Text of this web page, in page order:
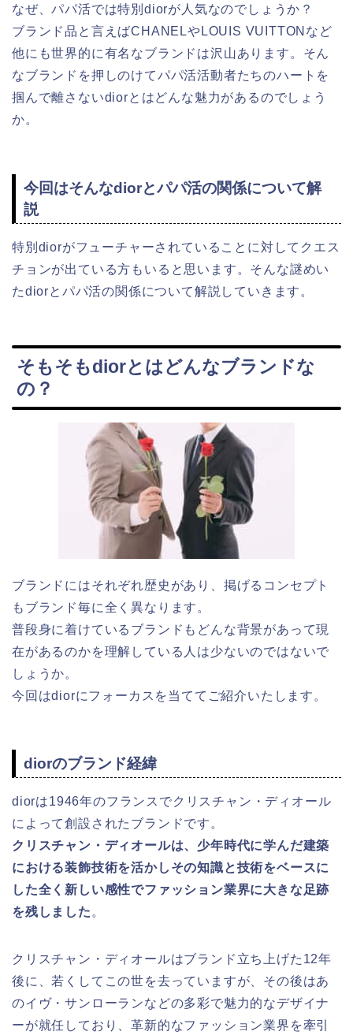
なぜ、パパ活では特別diorが人気なのでしょうか？
ブランド品と言えばCHANELやLOUIS VUITTONなど
他にも世界的に有名なブランドは沢山あります。そん
なブランドを押しのけてパパ活活動者たちのハートを
掴んで離さないdiorとはどんな魅力があるのでしょう
か。
今回はそんなdiorとパパ活の関係について解
説
特別diorがフューチャーされていることに対してクエス
チョンが出ている方もいると思います。そんな謎めい
たdiorとパパ活の関係について解説していきます。
そもそもdiorとはどんなブランドな
の？
ブランドにはそれぞれ歴史があり、掲げるコンセプト
もブランド毎に全く異なります。
普段身に着けているブランドもどんな背景があって現
在があるのかを理解している人は少ないのではないで
しょうか。
今回はdiorにフォーカスを当ててご紹介いたします。
diorのブランド経緯
diorは1946年のフランスでクリスチャン・ディオール
によって創設されたブランドです。
クリスチャン・ディオールは、少年時代に学んだ建築
における装飾技術を活かしその知識と技術をベースに
した全く新しい感性でファッション業界に大きな足跡
を残しました 。
クリスチャン・ディオールはブランド立ち上げた12年
後に、若くしてこの世を去っていますが、その後はあ
のイヴ・サンローランなどの多彩で魅力的なデザイナ
ーが就任しており、革新的なファッション業界を牽引